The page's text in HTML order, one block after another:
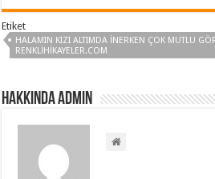
Etiket
HALAMIN KIZI ALTIMDA İNERKEN ÇOK MUTLU
RENKLIHIKAYELER.COM
Hakkında admin